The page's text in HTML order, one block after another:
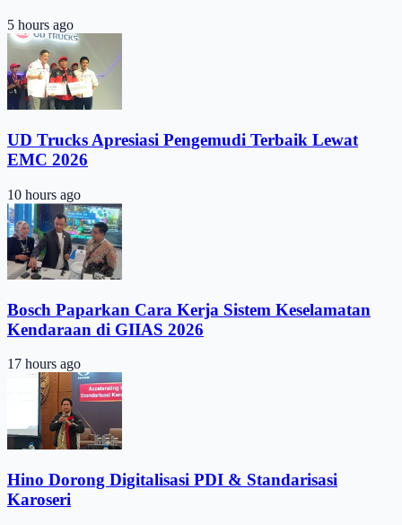
5 hours ago
UD Trucks Apresiasi Pengemudi Terbaik Lewat
EMC 2026
10 hours ago
Bosch Paparkan Cara Kerja Sistem Keselamatan
Kendaraan di GIIAS 2026
17 hours ago
Hino Dorong Digitalisasi PDI & Standarisasi
Karoseri